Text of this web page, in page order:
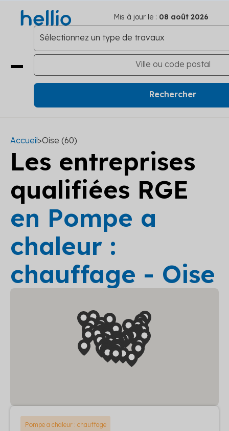
Mis à jour le : 08 août 2026
Accueil>Oise (60)
Les entreprises
qualifiées RGE
en Pompe a
chaleur :
chauffage - Oise
Pompe a chaleur : chauffage